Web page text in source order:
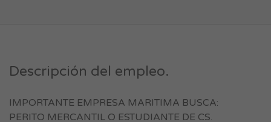
Descripción del empleo.
IMPORTANTE EMPRESA MARITIMA BUSCA:
PERITO MERCANTIL O ESTUDIANTE DE CS.